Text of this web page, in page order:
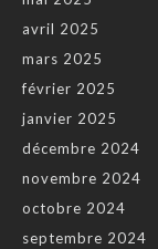
avril 2025
mars 2025
février 2025
janvier 2025
décembre 2024
novembre 2024
octobre 2024
septembre 2024